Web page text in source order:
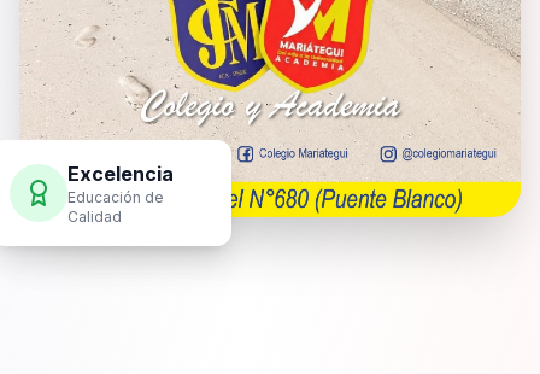
Excelencia
Educación de
Calidad